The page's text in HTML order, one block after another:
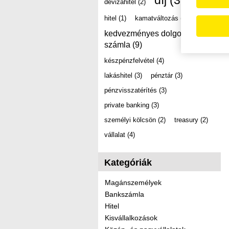
devizahitel (2)
hitel (1) kamatváltozás (2)
kedvezményes dolgozói
számla (9)
készpénzfelvétel (4)
lakáshitel (3) pénztár (3)
pénzvisszatérítés (3)
private banking (3)
személyi kölcsön (2) treasury (2)
vállalat (4)
Kategóriák
Magánszemélyek
Bankszámla
Hitel
Kisvállalkozások